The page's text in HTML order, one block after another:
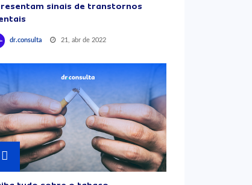
sinais de transtornos
dr.consulta 21, abr de 2022